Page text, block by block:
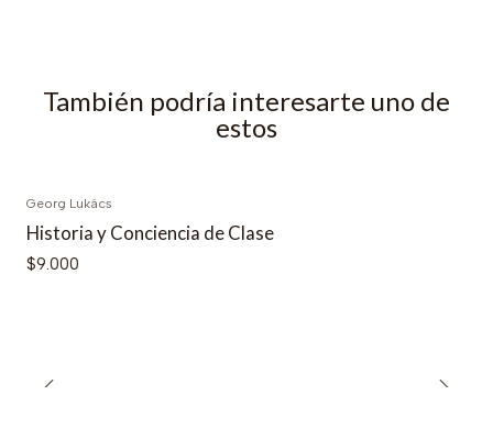
También podría interesarte uno de
estos
Georg Lukács
Historia y Conciencia de Clase
$9.000